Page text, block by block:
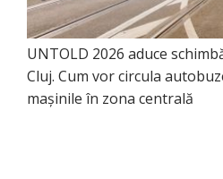
UNTOLD 2026 aduce
Cluj. Cum vor circula
mașinile în zona centrală